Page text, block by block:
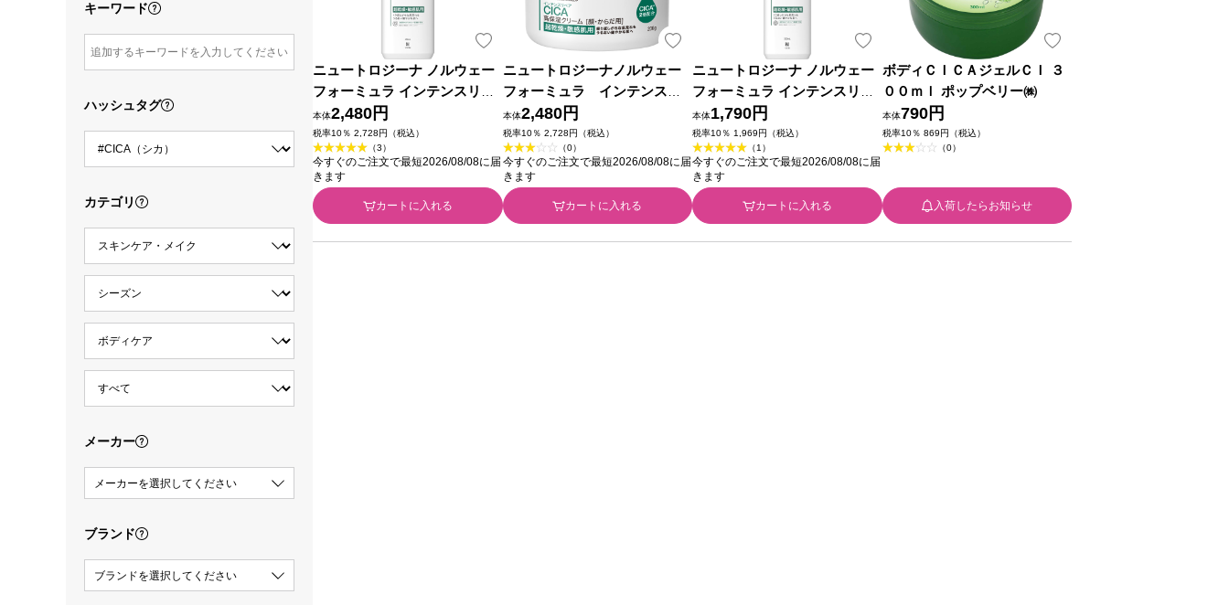
キーワード
ハッシュタグ
カテゴリ
メーカー
メーカーを選択してください
ブランド
ブランドを選択してください
ニュートロジーナ ノルウェー
フォーミュラ インテンスリペ
ア ＣＩＣＡ ボディエマルジョ
ン ４５０ｍｌ ＪＮＴＬコンシ
ューマーヘルス
本体2,480円
税率10％ 2,728円（税込）
（3）
今すぐのご注文で最短2026/08/08に届
きます
カートに入れる
ニュートロジーナノルウェー
フォーミュラ インテンスリ
ペア ＣＩＣＡ 高保湿クリ
ーム ジャー ２００ｇ ＪＮＴ
Ｌコンシューマーヘルス
本体2,480円
税率10％ 2,728円（税込）
（0）
今すぐのご注文で最短2026/08/08に届
きます
カートに入れる
ニュートロジーナ ノルウェー
フォーミュラ インテンスリペ
ア ＣＩＣＡ ボディエマルジョ
ン ２５０ｍｌ ＪＮＴＬコンシ
ューマーヘルス
本体1,790円
税率10％ 1,969円（税込）
（1）
今すぐのご注文で最短2026/08/08に届
きます
カートに入れる
ボディＣＩＣＡジェルＣＩ ３
００ｍｌ ポップベリー㈱
本体790円
税率10％ 869円（税込）
（0）
入荷したらお知らせ